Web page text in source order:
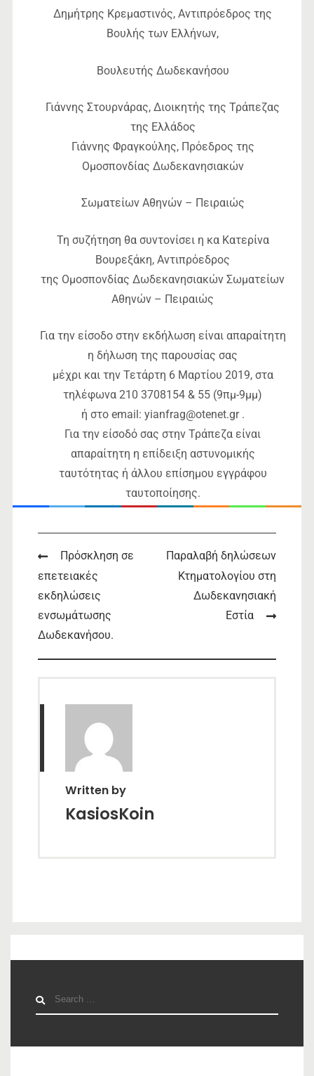
Search
for:
Δημήτρης Κρεμαστινός, Αντιπρόεδρος της
Βουλής των Ελλήνων,
Βουλευτής Δωδεκανήσου
Γιάννης Στουρνάρας, Διοικητής της Τράπεζας
της Ελλάδος
Γιάννης Φραγκούλης, Πρόεδρος της
Ομοσπονδίας Δωδεκανησιακών
Σωματείων Αθηνών – Πειραιώς
Τη συζήτηση θα συντονίσει η κα Κατερίνα
Βουρεξάκη, Αντιπρόεδρος
της Ομοσπονδίας Δωδεκανησιακών Σωματείων
Αθηνών – Πειραιώς
Για την είσοδο στην εκδήλωση είναι απαραίτητη
η δήλωση της παρουσίας σας
μέχρι και την Τετάρτη 6 Μαρτίου 2019, στα
τηλέφωνα 210 3708154 & 55 (9πμ-9μμ)
ή στο email: yianfrag@otenet.gr .
Για την είσοδό σας στην Τράπεζα είναι
απαραίτητη η επίδειξη αστυνομικής
ταυτότητας ή άλλου επίσημου εγγράφου
ταυτοποίησης.
Post
navigation
Πρόσκληση σε
επετειακές
εκδηλώσεις
ενσωμάτωσης
Δωδεκανήσου.
Παραλαβή δηλώσεων
Κτηματολογίου στη
Δωδεκανησιακή
Εστία
Written by
KasiosKoin